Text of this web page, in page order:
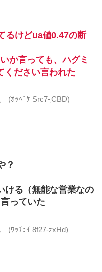
るけどua値0.47の断
か言っても、ハグミ
ください言われた
(ｵｯﾍﾟｹ Src7-jCBD)
？
ける（無能な営業なの
っていた
(ﾜｯﾁｮｲ 8f27-zxHd)